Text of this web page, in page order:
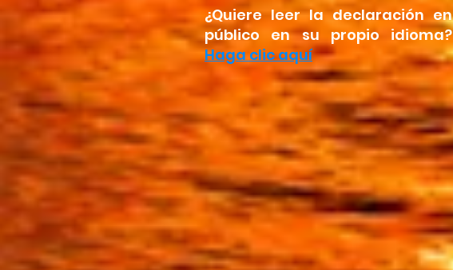
¿Quiere leer la declaración en
público en su propio idioma?
Haga clic aquí